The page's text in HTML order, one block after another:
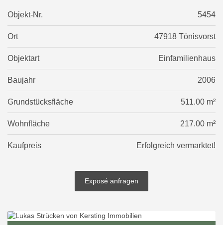
Objekt-Nr. 5454
Ort 47918 Tönisvorst
Objektart Einfamilienhaus
Baujahr 2006
Grundstücksfläche 511.00 m²
Wohnfläche 217.00 m²
Kaufpreis Erfolgreich vermarktet!
Exposé anfragen